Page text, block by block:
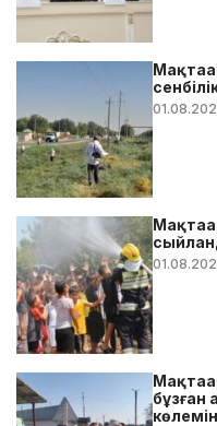
бұзған